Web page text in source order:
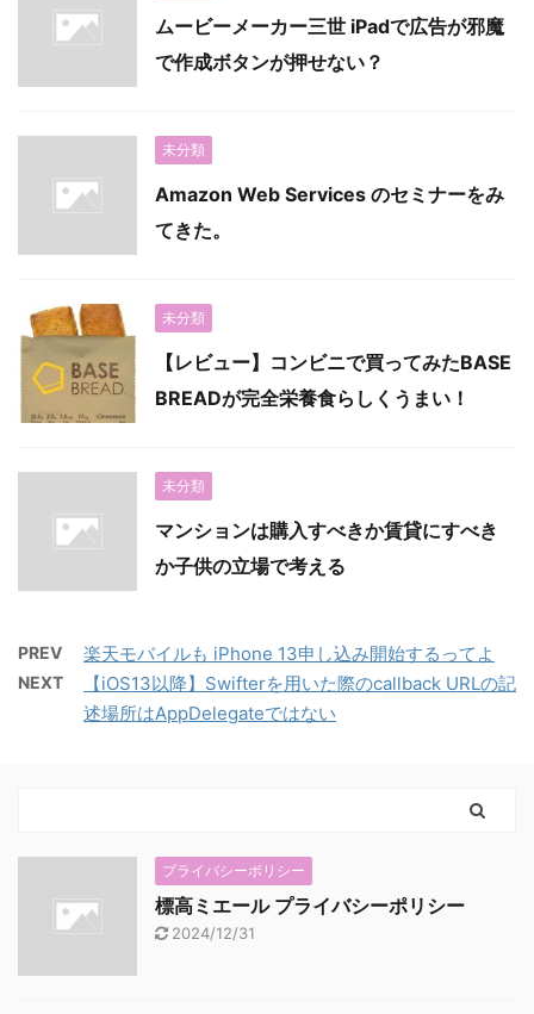
ムービーメーカー三世 iPadで広告が邪魔
で作成ボタンが押せない？
未分類
Amazon Web Services のセミナーをみ
てきた。
未分類
【レビュー】コンビニで買ってみたBASE
BREADが完全栄養食らしくうまい！
未分類
マンションは購入すべきか賃貸にすべき
か子供の立場で考える
PREV 楽天モバイルも iPhone 13申し込み開始するってよ
NEXT
【iOS13以降】Swifterを用いた際のcallback URLの記
述場所はAppDelegateではない
プライバシーポリシー
標高ミエール プライバシーポリシー
2024/12/31